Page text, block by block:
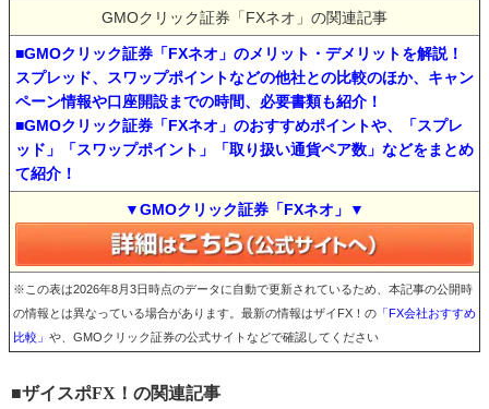
GMOクリック証券「FXネオ」の関連記事
■GMOクリック証券「FXネオ」のメリット・デメリットを解説！
スプレッド、スワップポイントなどの他社との比較のほか、キャン
ペーン情報や口座開設までの時間、必要書類も紹介！
■GMOクリック証券「FXネオ」のおすすめポイントや、「スプレ
ッド」「スワップポイント」「取り扱い通貨ペア数」などをまとめ
て紹介！
▼GMOクリック証券「FXネオ」▼
※この表は2026年8月3日時点のデータに自動で更新されているため、本記事の公開時
の情報とは異なっている場合があります。最新の情報はザイFX！の 「FX会社おすすめ
比較」 や、GMOクリック証券の公式サイトなどで確認してください
■ザイスポFX！の関連記事